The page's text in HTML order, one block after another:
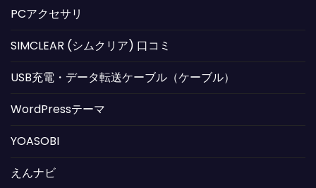
PCアクセサリ
SIMCLEAR (シムクリア) 口コミ
USB充電・データ転送ケーブル（ケーブル）
WordPressテーマ
YOASOBI
えんナビ